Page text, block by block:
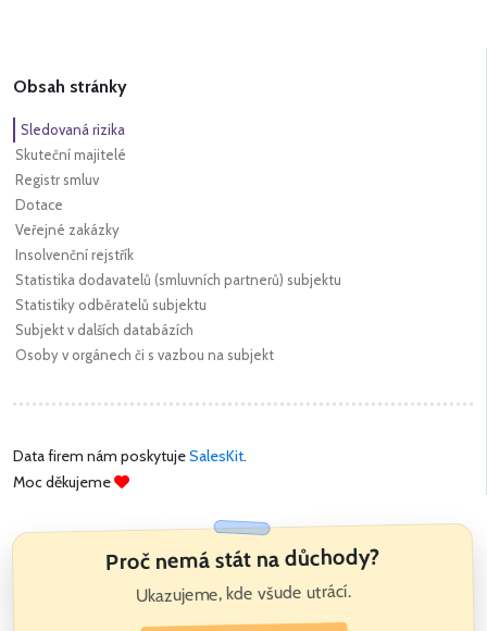
Obsah stránky
Sledovaná rizika
Skuteční majitelé
Registr smluv
Dotace
Veřejné zakázky
Insolvenční rejstřík
Statistika dodavatelů (smluvních partnerů) subjektu
Statistiky odběratelů subjektu
Subjekt v dalších databázích
Osoby v orgánech či s vazbou na subjekt
Data firem nám poskytujeSalesKit.
Moc děkujeme
Proč nemá stát na důchody?
Ukazujeme, kde všude utrácí.